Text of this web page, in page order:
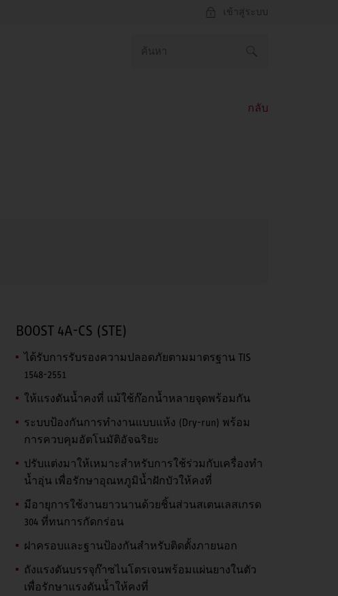
เข้าสู่ระบบ
กลับ
BOOST 4A-CS (STE)
ได้รับการรับรองความปลอดภัยตามมาตรฐาน TIS
1548-2551
ให้แรงดันน้ำคงที่ แม้ใช้ก๊อกน้ำหลายจุดพร้อมกัน
ระบบป้องกันการทำงานแบบแห้ง (Dry-run) พร้อม
การควบคุมอัตโนมัติอัจฉริยะ
ปรับแต่งมาให้เหมาะสำหรับการใช้ร่วมกับเครื่องทำ
น้ำอุ่น เพื่อรักษาอุณหภูมิน้ำฝักบัวให้คงที่
มีอายุการใช้งานยาวนานด้วยชิ้นส่วนสเตนเลสเกรด
304 ที่ทนการกัดกร่อน
ฝาครอบและฐานป้องกันสำหรับติดตั้งภายนอก
ถังแรงดันบรรจุก๊าซไนโตรเจนพร้อมแผ่นยางในตัว
เพื่อรักษาแรงดันน้ำให้คงที่